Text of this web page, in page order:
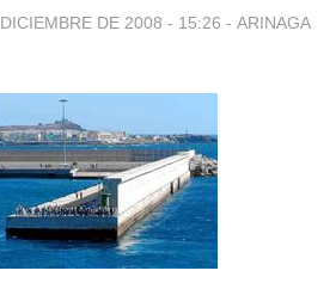
DE 2008 - 15:26 - ARINAGA